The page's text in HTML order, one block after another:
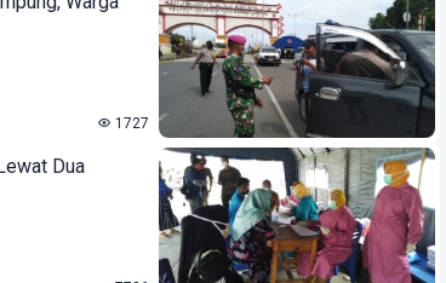
1727
Dua